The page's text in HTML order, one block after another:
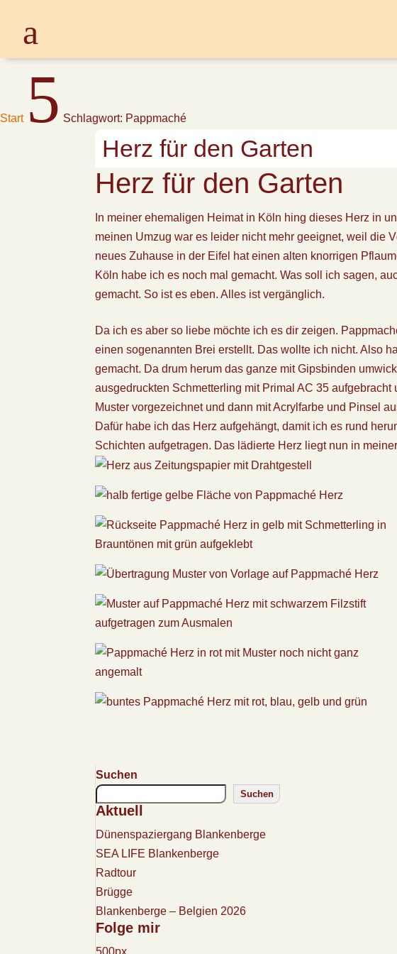
Start 5 Schlagwort: Pappmaché
Herz für den Garten
Herz für den Garten
In meiner ehemaligen Heimat in Köln hing dieses Herz in
meinen Umzug war es leider nicht mehr geeignet, weil die
neues Zuhause in der Eifel hat einen alten knorrigen
Köln habe ich es noch mal gemacht. Was soll ich sagen,
gemacht. So ist es eben. Alles ist vergänglich.
Da ich es aber so liebe möchte ich es dir zeigen.
einen sogenannten Brei erstellt. Das wollte ich nicht. Also
gemacht. Da drum herum das ganze mit Gipsbinden
ausgedruckten Schmetterling mit Primal AC 35
Muster vorgezeichnet und dann mit Acrylfarbe und Pinsel
Dafür habe ich das Herz aufgehängt, damit ich es rund
Schichten aufgetragen. Das lädierte Herz liegt nun in
Suchen
Suchen
Aktuell
Dünenspaziergang Blankenberge
SEA LIFE Blankenberge
Radtour
Brügge
Blankenberge – Belgien 2026
Folge mir
500px